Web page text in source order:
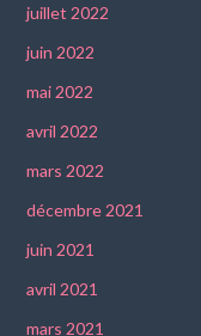
juillet 2022
juin 2022
mai 2022
avril 2022
mars 2022
décembre 2021
juin 2021
avril 2021
mars 2021